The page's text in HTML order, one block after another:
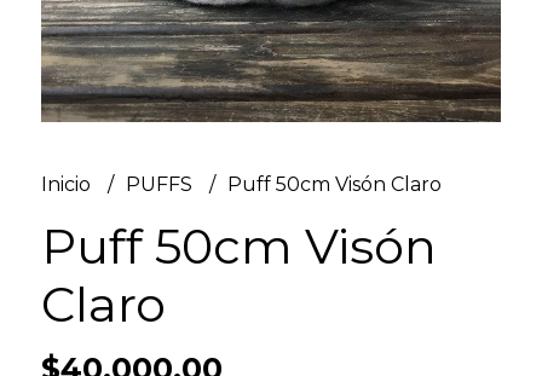
Inicio PUFFS Puff 50cm Visón Claro
Puff 50cm Visón
Claro
$40.000,00